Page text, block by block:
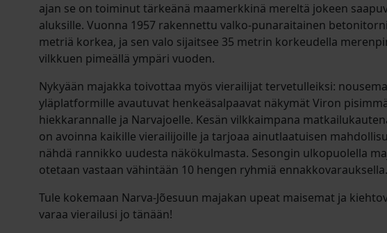
ajan se on toiminut tärkeänä maamerkkinä mereltä jokeen
aluksille. Vuonna 1957 rakennettu valko-punaraitainen
metriä korkea, ja sen valo sijaitsee 35 metrin korkeudella
vilkkuen pimeällä ympäri vuoden.
Nykyään majakka toivottaa myös vierailijat tervetulleiksi:
yläplatformille avautuvat henkeäsalpaavat näkymät Viron
hiekkarannalle ja Narvajoelle. Kesän vilkkaimpana
on avoinna kaikille vierailijoille ja tarjoaa ainutlaatuisen
nähdä rannikko uudesta näkökulmasta. Sesongin ulkopuolella
otetaan vastaan vähintään 10 hengen ryhmiä ennakkovarauksella.
Tule kokemaan Narva-Jõesuun majakan upeat maisemat ja
varaa vierailusi jo tänään!